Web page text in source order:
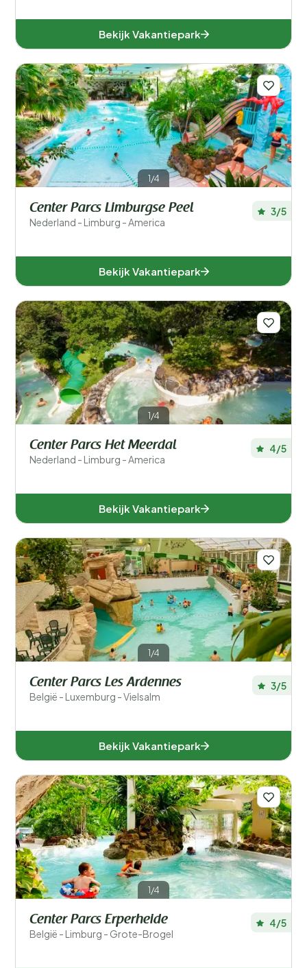
Bekijk Vakantiepark
1/4
Center Parcs Limburgse Peel
Nederland - Limburg - America
3/5
Bekijk Vakantiepark
1/4
Center Parcs Het Meerdal
Nederland - Limburg - America
4/5
Bekijk Vakantiepark
1/4
Center Parcs Les Ardennes
België - Luxemburg - Vielsalm
3/5
Bekijk Vakantiepark
1/4
Center Parcs Erperheide
België - Limburg - Grote-Brogel
4/5